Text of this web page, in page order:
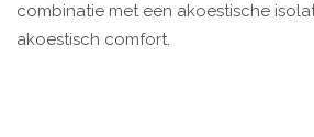
combinatie met een akoestische
akoestisch comfort.